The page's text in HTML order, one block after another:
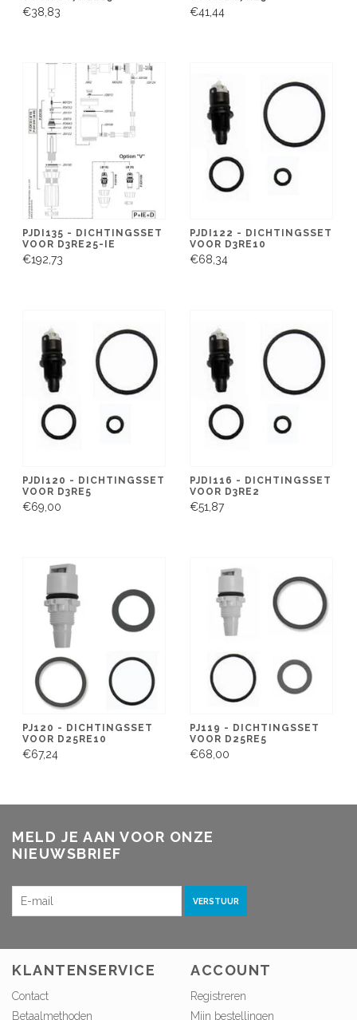
€38,83 €41,44
PJDI135 - DICHTINGSSET
VOOR D3RE25-IE
€192,73
PJDI122 - DICHTINGSSET
VOOR D3RE10
€68,34
PJDI120 - DICHTINGSSET
VOOR D3RE5
€69,00
PJDI116 - DICHTINGSSET
VOOR D3RE2
€51,87
PJ120 - DICHTINGSSET
VOOR D25RE10
€67,24
PJ119 - DICHTINGSSET
VOOR D25RE5
€68,00
MELD JE AAN VOOR ONZE
NIEUWSBRIEF
VERSTUUR
KLANTENSERVICE
Contact
Betaalmethoden
ACCOUNT
Registreren
Mijn bestellingen